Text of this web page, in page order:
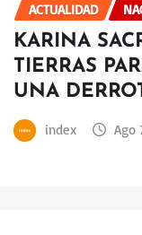
ACTUALIDAD
KARINA
TIERRAS
UNA
index Ago